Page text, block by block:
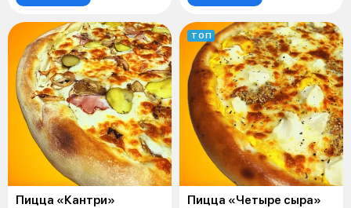
Пицца «Кантри»
ТОП
Пицца «Четыре сыра»